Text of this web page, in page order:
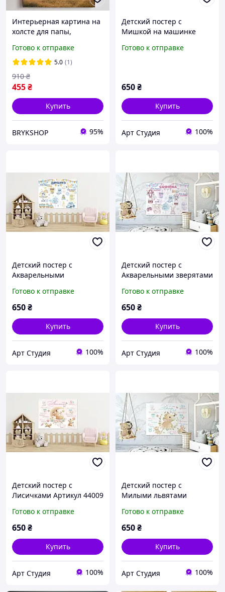
Интерьерная картина на
холсте для папы,
от сына для отца, постер
со словами
благодарности для папы
Готово к отправке
5.0 (1)
455₴
910 ₴
Купить
BRYKSHOP 95%
Детский постер с
Мишкой на машинке
Готово к отправке
650₴
Купить
Арт Студия 100%
Детский постер с
Акварельными
Готово к отправке
650₴
Купить
Арт Студия 100%
Детский постер с
Акварельными зверятами
Готово к отправке
650₴
Купить
Арт Студия 100%
Детский постер с
Лисичками Артикул 44009
Готово к отправке
650₴
Купить
Арт Студия 100%
Детский постер с
Милыми львятами
Готово к отправке
650₴
Купить
Арт Студия 100%